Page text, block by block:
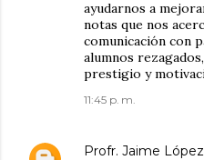
ayudarnos a
notas que nos
comunicación con
alumnos
prestigio y
11:45 p. m.
Profr. Jaime López